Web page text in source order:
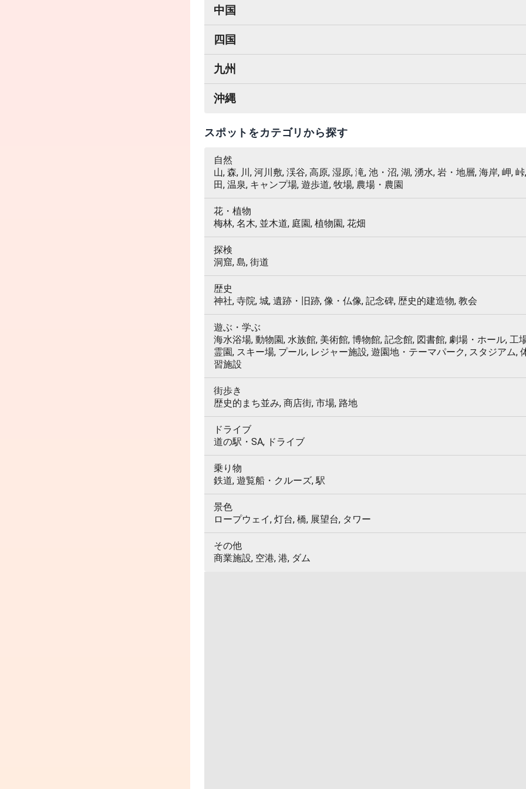
中国
四国
九州
沖縄
スポットをカテゴリから探す
自然
山, 森, 川, 河川敷, 渓谷, 高原, 湿原, 滝, 池・沼, 湖, 湧水, 岩・地層, 海岸, 岬,
田, 温泉, キャンプ場, 遊歩道, 牧場, 農場・農園
花・植物
梅林, 名木, 並木道, 庭園, 植物園, 花畑
探検
洞窟, 島, 街道
歴史
神社, 寺院, 城, 遺跡・旧跡, 像・仏像, 記念碑, 歴史的建造物, 教会
遊ぶ・学ぶ
海水浴場, 動物園, 水族館, 美術館, 博物館, 記念館, 図書館, 劇場・ホール, 工
霊園, スキー場, プール, レジャー施設, 遊園地・テーマパーク, スタジアム,
習施設
街歩き
歴史的まち並み, 商店街, 市場, 路地
ドライブ
道の駅・SA, ドライブ
乗り物
鉄道, 遊覧船・クルーズ, 駅
景色
ロープウェイ, 灯台, 橋, 展望台, タワー
その他
商業施設, 空港, 港, ダム